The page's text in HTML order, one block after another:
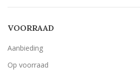
VOORRAAD
Aanbieding
Op voorraad